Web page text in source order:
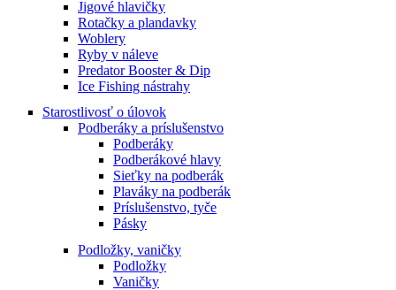
Jigové hlavičky
Rotačky a plandavky
Woblery
Ryby v náleve
Predator Booster & Dip
Ice Fishing nástrahy
Starostlivosť o úlovok
Podberáky a príslušenstvo
Podberáky
Podberákové hlavy
Sieťky na podberák
Plaváky na podberák
Príslušenstvo, tyče
Pásky
Podložky, vaničky
Podložky
Vaničky